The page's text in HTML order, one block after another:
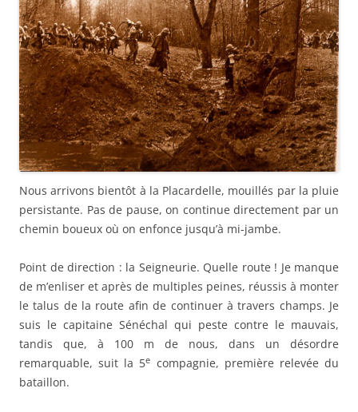
Nous arrivons bientôt à la Placardelle, mouillés par la pluie
persistante. Pas de pause, on continue directement par un
chemin boueux où on enfonce jusqu’à mi-jambe.
Point de direction : la Seigneurie. Quelle route ! Je manque
de m’enliser et après de multiples peines, réussis à monter
le talus de la route afin de continuer à travers champs. Je
suis le capitaine Sénéchal qui peste contre le mauvais,
tandis que, à 100 m de nous, dans un désordre
remarquable, suit la 5e compagnie, première relevée du
bataillon.